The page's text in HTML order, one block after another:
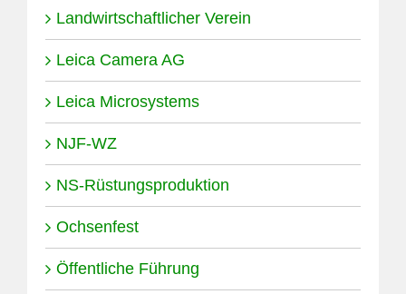
Landwirtschaftlicher Verein
Leica Camera AG
Leica Microsystems
NJF-WZ
NS-Rüstungsproduktion
Ochsenfest
Öffentliche Führung